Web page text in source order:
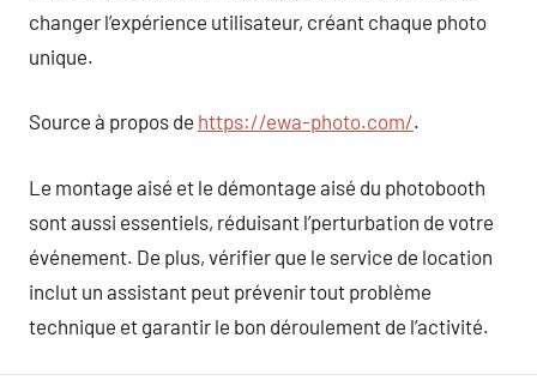
changer l’expérience utilisateur, créant chaque photo
unique.
Source à propos de https://ewa-photo.com/.
Le montage aisé et le démontage aisé du photobooth
sont aussi essentiels, réduisant l’perturbation de votre
événement. De plus, vérifier que le service de location
inclut un assistant peut prévenir tout problème
technique et garantir le bon déroulement de l’activité.